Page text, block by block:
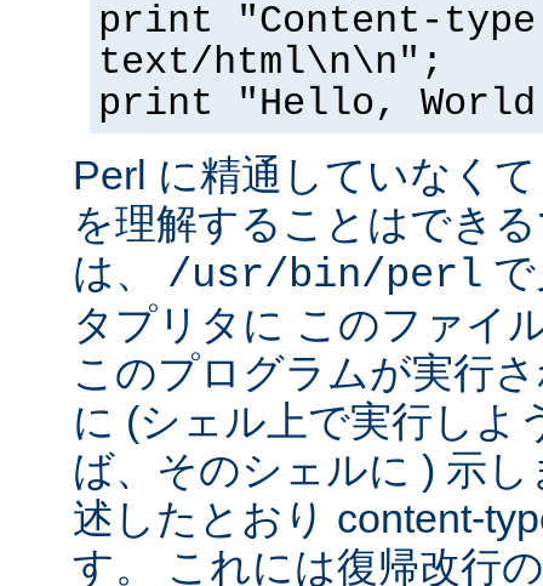
print "Content-
text/html\n\n";
print "Hello,
Perl に精通していなく
を理解することはでき
は、 /usr/bin/perl
タプリタに このファイ
このプログラムが実行
に (シェル上で実行しよ
ば、そのシェルに ) 示
述したとおり content-
す。 これには復帰改行